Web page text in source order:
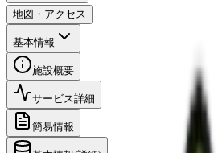
地図・アクセス
基本情報
施設概要
サービス詳細
簡易情報